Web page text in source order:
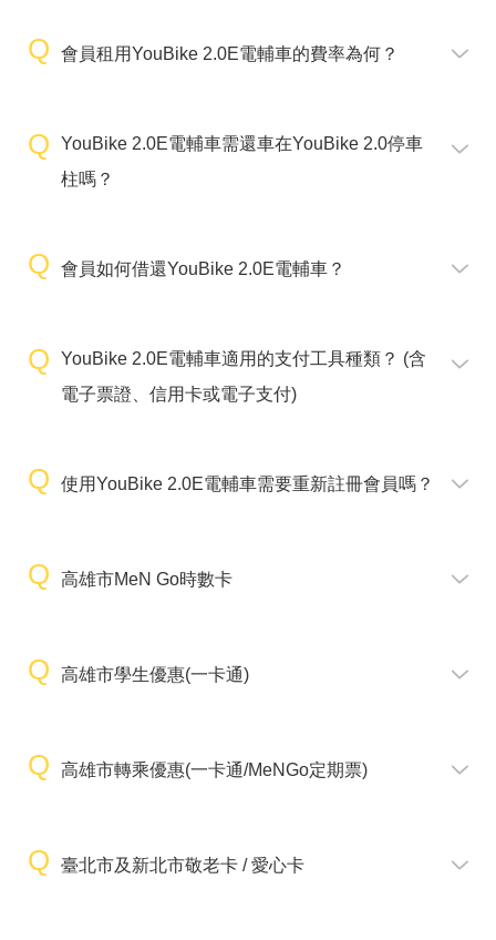
會員租用YouBike 2.0E電輔車的費率為何？
YouBike 2.0E電輔車需還車在YouBike 2.0停車
柱嗎？
會員如何借還YouBike 2.0E電輔車？
YouBike 2.0E電輔車適用的支付工具種類？ (含
電子票證、信用卡或電子支付)
使用YouBike 2.0E電輔車需要重新註冊會員嗎？
高雄市MeN Go時數卡
高雄市學生優惠(一卡通)
高雄市轉乘優惠(一卡通/MeNGo定期票)
臺北市及新北市敬老卡 / 愛心卡